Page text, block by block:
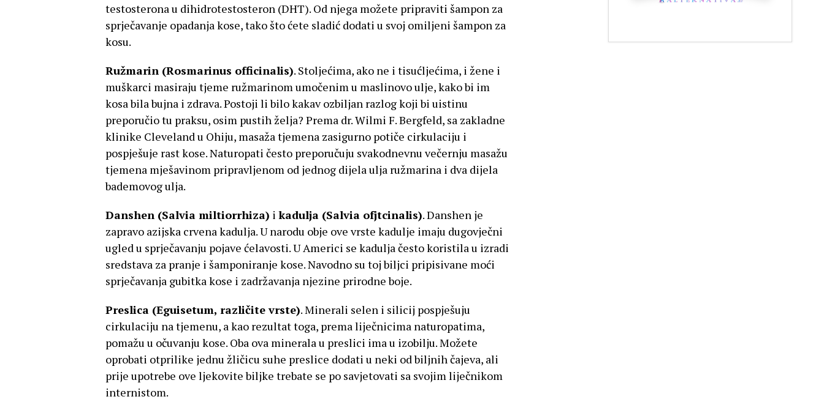
testosterona u dihidrotestosteron (DHT). Od njega možete pripraviti šampon za
sprječavanje opadanja kose, tako što ćete sladić dodati u svoj omiljeni šampon za
kosu.
Ružmarin (Rosmarinus officinalis). Stoljećima, ako ne i tisućljećima, i žene i
muškarci masiraju tjeme ružmarinom umočenim u maslinovo ulje, kako bi im
kosa bila bujna i zdrava. Postoji li bilo kakav ozbiljan razlog koji bi uistinu
preporučio tu praksu, osim pustih želja? Prema dr. Wilmi F. Bergfeld, sa zakladne
klinike Cleveland u Ohiju, masaža tjemena zasigurno potiče cirkulaciju i
pospješuje rast kose. Naturopati često preporučuju svakodnevnu večernju masažu
tjemena mješavinom pripravljenom od jednog dijela ulja ružmarina i dva dijela
bademovog ulja.
Danshen (Salvia miltiorrhiza) i kadulja (Salvia ofjtcinalis). Danshen je
zapravo azijska crvena kadulja. U narodu obje ove vrste kadulje imaju dugovječni
ugled u sprječavanju pojave ćelavosti. U Americi se kadulja često koristila u izradi
sredstava za pranje i šamponiranje kose. Navodno su toj biljci pripisivane moći
sprječavanja gubitka kose i zadržavanja njezine prirodne boje.
Preslica (Eguisetum, različite vrste). Minerali selen i silicij pospješuju
cirkulaciju na tjemenu, a kao rezultat toga, prema liječnicima naturopatima,
pomažu u očuvanju kose. Oba ova minerala u preslici ima u izobilju. Možete
oprobati otprilike jednu žličicu suhe preslice dodati u neki od biljnih čajeva, ali
prije upotrebe ove ljekovite biljke trebate se po savjetovati sa svojim liječnikom
internistom.